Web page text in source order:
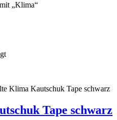
„Klima“
Tape schwarz